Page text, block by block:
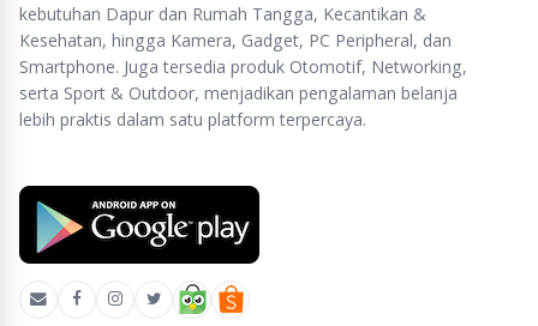
kebutuhan Dapur dan Rumah Tangga, Kecantikan &
Kesehatan, hingga Kamera, Gadget, PC Peripheral, dan
Smartphone. Juga tersedia produk Otomotif, Networking,
serta Sport & Outdoor, menjadikan pengalaman belanja
lebih praktis dalam satu platform terpercaya.